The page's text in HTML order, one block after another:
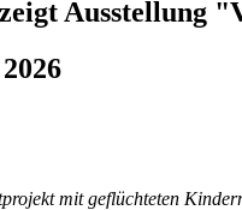
Ausstellung
mit geflüchteten